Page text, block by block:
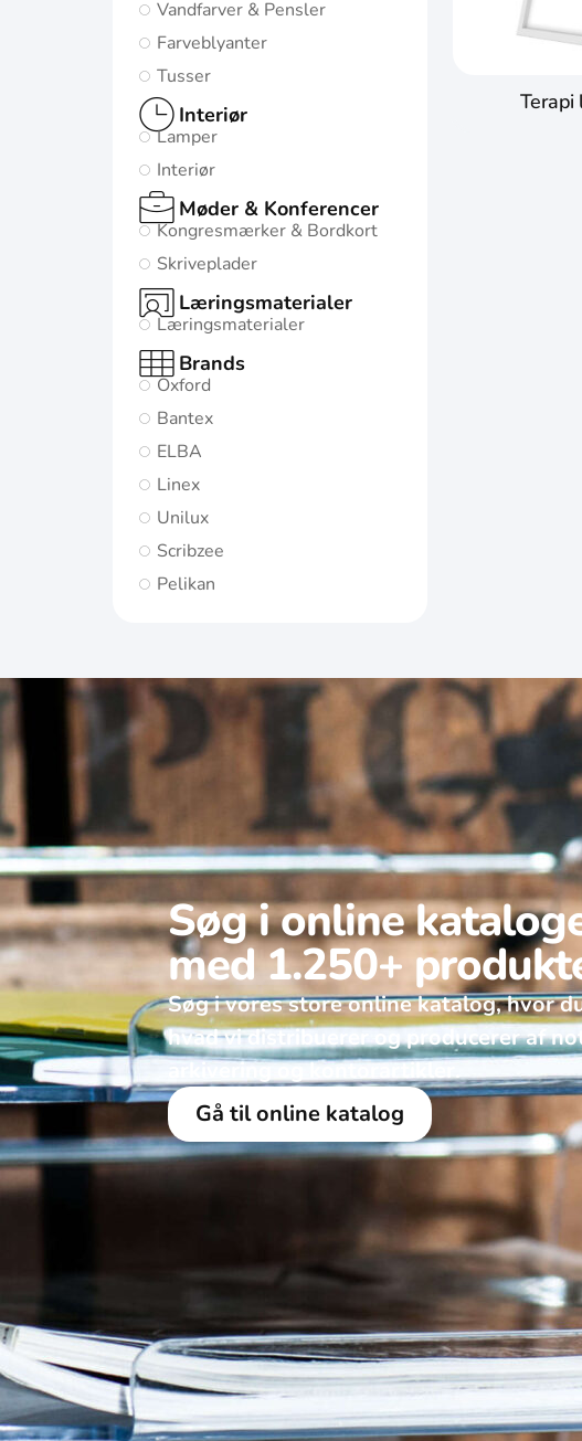
Vandfarver & Pensler
Farveblyanter
Tusser
Interiør
Lamper
Interiør
Møder & Konferencer
Kongresmærker & Bordkort
Skriveplader
Læringsmaterialer
Læringsmaterialer
Brands
Oxford
Bantex
ELBA
Linex
Unilux
Scribzee
Pelikan
Terapi
Søg i online
med 1.250+
Søg i vores store online katalog, hvor
hvad vi distribuerer og producerer af
arkivering og kontorartikler. ​
Gå til online katalog